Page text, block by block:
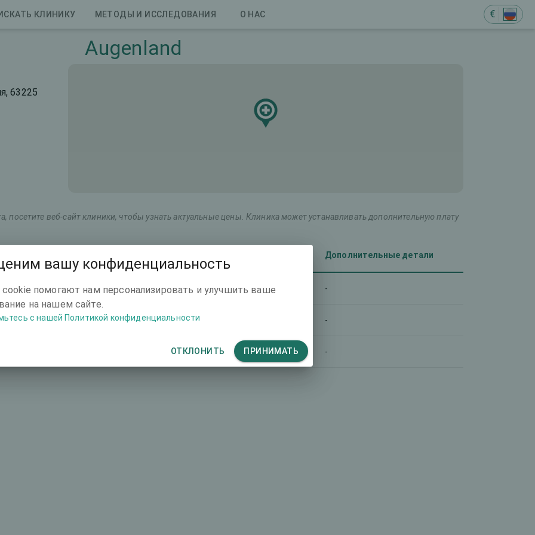
КЛИНИКУ МЕТОДЫ И ИССЛЕДОВАНИЯ О НАС €
Augenland
63225
веб-сайт клиники, чтобы узнать актуальные цены. Клиника может устанавливать дополнительную плату
Дополнительные детали
vs. Torische Linsen 1940 € -
1890 € -
-
вашу конфиденциальность
помогают нам персонализировать и улучшить ваше
на нашем сайте.
с нашей Политикой конфиденциальности
ОТКЛОНИТЬ ПРИНИМАТЬ